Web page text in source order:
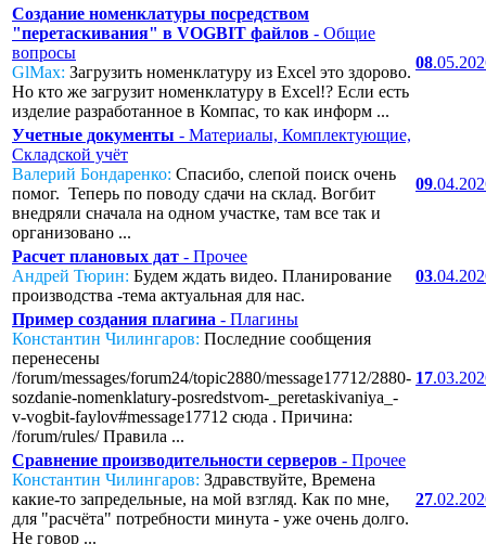
Создание номенклатуры посредством
"перетаскивания" в VOGBIT файлов - Общие
вопросы
GlMax: Загрузить номенклатуру из Excel это здорово.
Но кто же загрузит номенклатуру в Excel!? Если есть
изделие разработанное в Компас, то как информ ...
08
Учетные документы - Материалы, Комплектующие,
Складской учёт
Валерий Бондаренко: Спасибо, слепой поиск очень
помог. Теперь по поводу сдачи на склад. Вогбит
внедряли сначала на одном участке, там все так и
организовано ...
09
Расчет плановых дат - Прочее
Андрей Тюрин: Будем ждать видео. Планирование
производства -тема актуальная для нас.
03
Пример создания плагина - Плагины
Константин Чилингаров: Последние сообщения
перенесены
/forum/messages/forum24/topic2880/message17712/2880-
sozdanie-nomenklatury-posredstvom-_peretaskivaniya_-
v-vogbit-faylov#message17712 сюда . Причина:
/forum/rules/ Правила ...
17
Сравнение производительности серверов - Прочее
Константин Чилингаров: Здравствуйте, Времена
какие-то запредельные, на мой взгляд. Как по мне,
для "расчёта" потребности минута - уже очень долго.
Не говор ...
27